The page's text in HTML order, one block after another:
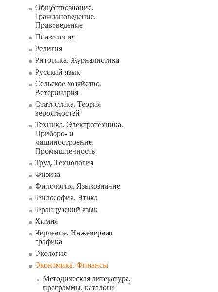
Обществознание.
Граждановедение.
Правоведение
Психология
Религия
Риторика. Журналистика
Русский язык
Сельское хозяйство.
Ветеринария
Статистика. Теория
вероятностей
Техника. Электротехника.
Приборо- и
машиностроение.
Промышленность
Труд. Технология
Физика
Филология. Языкознание
Философия. Этика
Французский язык
Химия
Черчение. Инженерная
графика
Экология
Экономика. Финансы
Методическая литература,
программы, каталоги